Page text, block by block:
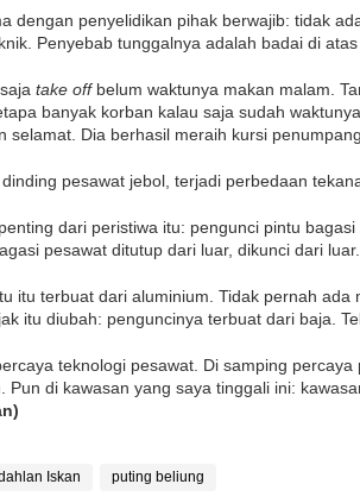
dengan penyelidikan pihak berwajib: tidak
Penyebab tunggalnya adalah badai di
take offbelum waktunya makan malam.
banyak korban kalau saja sudah
selamat. Dia berhasil meraih kursi
pesawat jebol, terjadi perbedaan
dari peristiwa itu: pengunci pintu
pesawat ditutup dari luar, dikunci dari
itu terbuat dari aluminium. Tidak pernah
itu diubah: penguncinya terbuat dari baja.
teknologi pesawat. Di samping
Pun di kawasan yang saya tinggali ini:
Iskan puting beliung